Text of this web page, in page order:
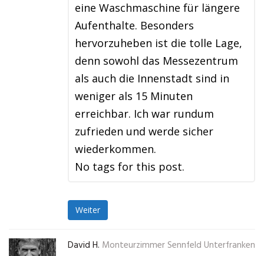
eine Waschmaschine für längere
Aufenthalte. Besonders
hervorzuheben ist die tolle Lage,
denn sowohl das Messezentrum
als auch die Innenstadt sind in
weniger als 15 Minuten
erreichbar. Ich war rundum
zufrieden und werde sicher
wiederkommen.
No tags for this post.
Weiter
David H. Monteurzimmer Sennfeld Unterfranken